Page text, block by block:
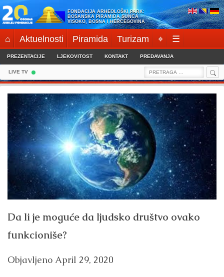
Skip
to
content
FONDACIJA ARHEOLOŠKI PARK:
BOSANSKA PIRAMIDA SUNCA
VISOKO, BOSNA I HERCEGOVINA
⌂ Aktuelnosti Piramida Turizam ⌖ ☰
PREZENTACIJE LJEKOVITOST KONTAKT PREDAVANJA
LIVE TV
Search
for:
Da li je moguće da ljudsko društvo ovako
funkcioniše?
Objavljeno April 29, 2020